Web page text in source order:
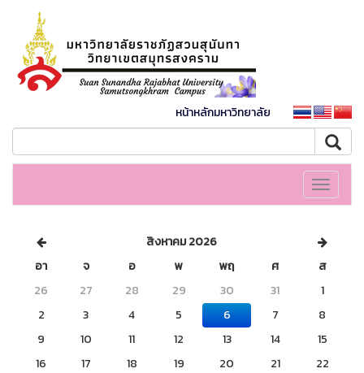
หน้าหลักมหาวิทยาลัย
Toggle
สิงหาคม 2026
อา
จ อ พ พฤ ศ
ส
26
27 28 29 30 31
1
2
3 4 5 6 7
8
9
10 11 12 13 14
15
16
17 18 19 20 21
22